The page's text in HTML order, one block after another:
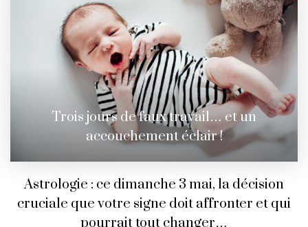
Trois jours de faux travail… et un
accouchement éclair !
Astrologie : ce dimanche 3 mai, la décision
cruciale que votre signe doit affronter et qui
pourrait tout changer…